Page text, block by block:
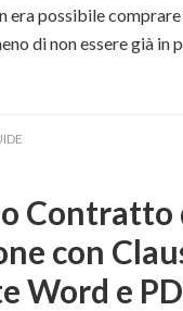
era possibile comprare
di non essere già in
Contratto
con
Word e